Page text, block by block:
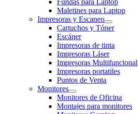
Fundas para Laptop
Maletines para Laptop
Impresoras y Escaneo
Cartuchos y Tóner
Escáner
Impresoras de tinta
Impresoras Láser
Impresoras Multifuncional
Impresoras portatiles
Puntos de Venta
Monitores
Monitores de Oficina
Montajes para monitores